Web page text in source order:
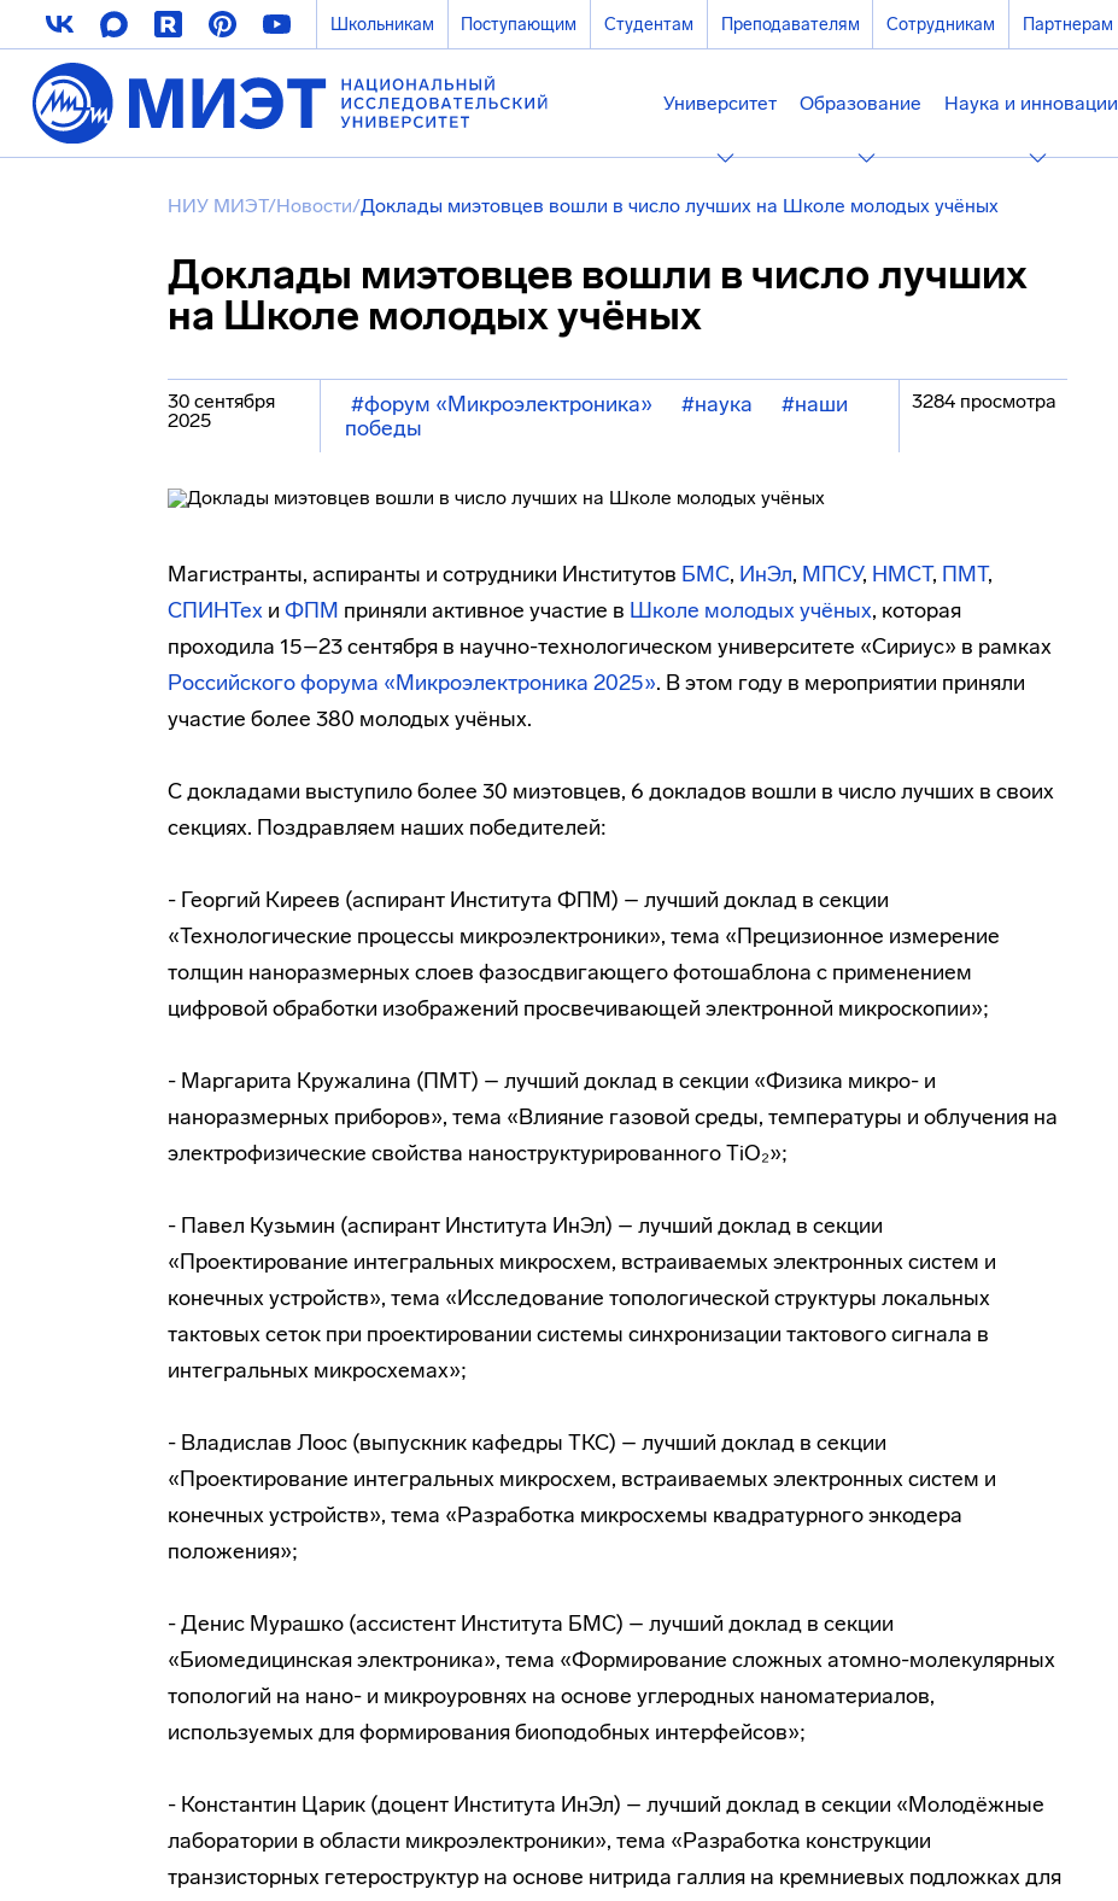
Школьникам Поступающим Студентам Преподавателям Сотрудникам Партнерам
Университет Образование Наука и инновации
НИУ МИЭТ/Новости/Доклады миэтовцев вошли в число лучших на Школе молодых учёных
Доклады миэтовцев вошли в число лучших
на Школе молодых учёных
30 сентября
2025
#форум «Микроэлектроника» #наука
#наши
победы
3284 просмотра
Магистранты, аспиранты и сотрудники Институтов БМС, ИнЭл, МПСУ, НМСТ, ПМТ,
СПИНТех и ФПМ приняли активное участие в Школе молодых учёных, которая
проходила 15–23 сентября в научно-технологическом университете «Сириус» в рамках
Российского форума «Микроэлектроника 2025». В этом году в мероприятии приняли
участие более 380 молодых учёных.
С докладами выступило более 30 миэтовцев, 6 докладов вошли в число лучших в своих
секциях. Поздравляем наших победителей:
- Георгий Киреев (аспирант Института ФПМ) – лучший доклад в секции
«Технологические процессы микроэлектроники», тема «Прецизионное измерение
толщин наноразмерных слоев фазосдвигающего фотошаблона с применением
цифровой обработки изображений просвечивающей электронной микроскопии»;
- Маргарита Кружалина (ПМТ) – лучший доклад в секции «Физика микро- и
наноразмерных приборов», тема «Влияние газовой среды, температуры и облучения на
электрофизические свойства наноструктурированного TiO₂»;
- Павел Кузьмин (аспирант Института ИнЭл) – лучший доклад в секции
«Проектирование интегральных микросхем, встраиваемых электронных систем и
конечных устройств», тема «Исследование топологической структуры локальных
тактовых сеток при проектировании системы синхронизации тактового сигнала в
интегральных микросхемах»;
- Владислав Лоос (выпускник кафедры ТКС) – лучший доклад в секции
«Проектирование интегральных микросхем, встраиваемых электронных систем и
конечных устройств», тема «Разработка микросхемы квадратурного энкодера
положения»;
- Денис Мурашко (ассистент Института БМС) – лучший доклад в секции
«Биомедицинская электроника», тема «Формирование сложных атомно-молекулярных
топологий на нано- и микроуровнях на основе углеродных наноматериалов,
используемых для формирования биоподобных интерфейсов»;
- Константин Царик (доцент Института ИнЭл) – лучший доклад в секции «Молодёжные
лаборатории в области микроэлектроники», тема «Разработка конструкции
транзисторных гетероструктур на основе нитрида галлия на кремниевых подложках для